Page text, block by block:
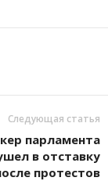
Следующая статья
парламента
в отставку
протестов